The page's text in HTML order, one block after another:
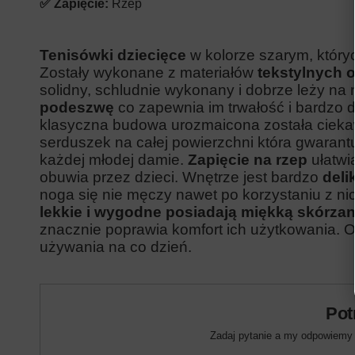
✅ Zapięcie: Rzep
Tenisówki dziecięce w kolorze szarym,
Zostały wykonane z materiałów tekstylnych
solidny, schludnie wykonany i dobrze leży na
podeszwę co zapewnia im trwałość i bardzo
klasyczna budowa urozmaicona została
serduszek na całej powierzchni która
każdej młodej damie. Zapięcie na rzep
obuwia przez dzieci. Wnętrze jest bardzo
noga się nie męczy nawet po korzystaniu z
lekkie i wygodne posiadają miękką
znacznie poprawia komfort ich użytkowania.
używania na co dzień.
Zadaj pytanie a my